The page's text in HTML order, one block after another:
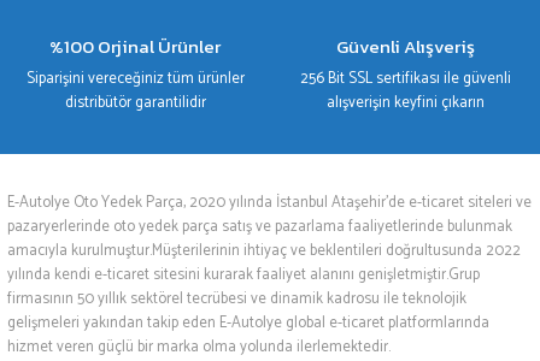
%100 Orjinal Ürünler
Siparişini vereceğiniz tüm ürünler
distribütör garantilidir
Güvenli Alışveriş
256 Bit SSL sertifikası ile güvenli
alışverişin keyfini çıkarın
E-Autolye Oto Yedek Parça, 2020 yılında İstanbul Ataşehir’de e-ticaret siteleri ve
pazaryerlerinde oto yedek parça satış ve pazarlama faaliyetlerinde bulunmak
amacıyla kurulmuştur.Müşterilerinin ihtiyaç ve beklentileri doğrultusunda 2022
yılında kendi e-ticaret sitesini kurarak faaliyet alanını genişletmiştir.Grup
firmasının 50 yıllık sektörel tecrübesi ve dinamik kadrosu ile teknolojik
gelişmeleri yakından takip eden E-Autolye global e-ticaret platformlarında
hizmet veren güçlü bir marka olma yolunda ilerlemektedir.